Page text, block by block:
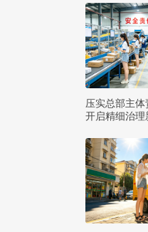
压实总部主
开启精细治理